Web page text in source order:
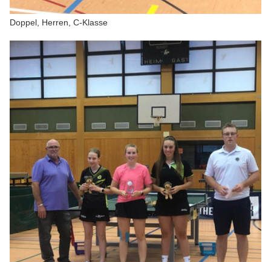
Doppel, Herren, C-Klasse